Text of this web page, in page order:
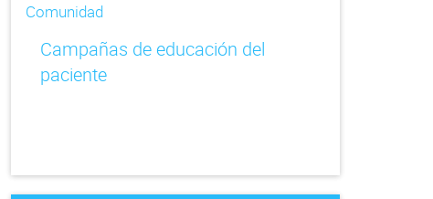
Comunidad
Campañas de educación del
paciente